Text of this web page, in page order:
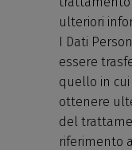
ulteriori
I Dati
essere
quello in cui
ottenere
del
riferimento